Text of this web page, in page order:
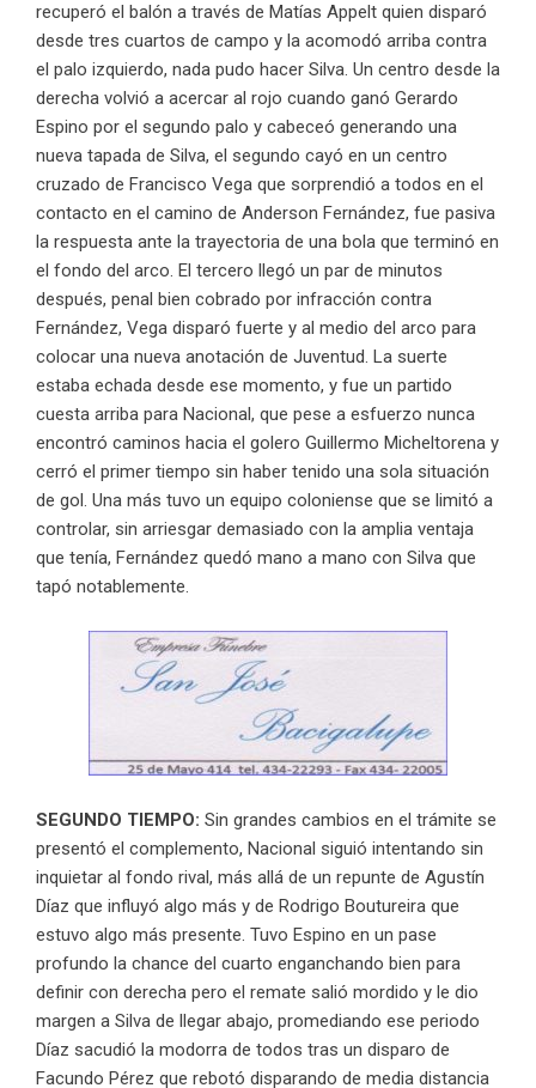
recuperó el balón a través de Matías Appelt quien disparó
desde tres cuartos de campo y la acomodó arriba contra
el palo izquierdo, nada pudo hacer Silva. Un centro desde la
derecha volvió a acercar al rojo cuando ganó Gerardo
Espino por el segundo palo y cabeceó generando una
nueva tapada de Silva, el segundo cayó en un centro
cruzado de Francisco Vega que sorprendió a todos en el
contacto en el camino de Anderson Fernández, fue pasiva
la respuesta ante la trayectoria de una bola que terminó en
el fondo del arco. El tercero llegó un par de minutos
después, penal bien cobrado por infracción contra
Fernández, Vega disparó fuerte y al medio del arco para
colocar una nueva anotación de Juventud. La suerte
estaba echada desde ese momento, y fue un partido
cuesta arriba para Nacional, que pese a esfuerzo nunca
encontró caminos hacia el golero Guillermo Micheltorena y
cerró el primer tiempo sin haber tenido una sola situación
de gol. Una más tuvo un equipo coloniense que se limitó a
controlar, sin arriesgar demasiado con la amplia ventaja
que tenía, Fernández quedó mano a mano con Silva que
tapó notablemente.
SEGUNDO TIEMPO: Sin grandes cambios en el trámite se
presentó el complemento, Nacional siguió intentando sin
inquietar al fondo rival, más allá de un repunte de Agustín
Díaz que influyó algo más y de Rodrigo Boutureira que
estuvo algo más presente. Tuvo Espino en un pase
profundo la chance del cuarto enganchando bien para
definir con derecha pero el remate salió mordido y le dio
margen a Silva de llegar abajo, promediando ese periodo
Díaz sacudió la modorra de todos tras un disparo de
Facundo Pérez que rebotó disparando de media distancia